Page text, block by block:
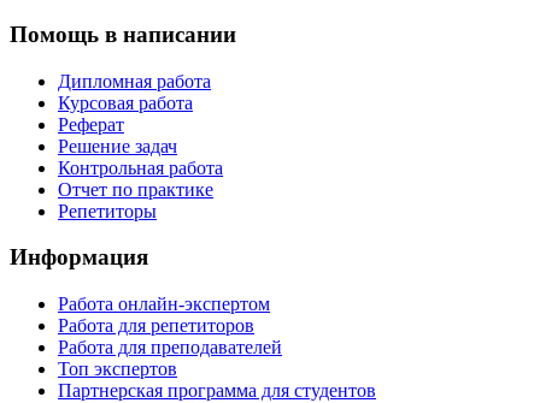
Помощь в написании
Дипломная работа
Курсовая работа
Реферат
Решение задач
Контрольная работа
Отчет по практике
Репетиторы
Информация
Работа онлайн-экспертом
Работа для репетиторов
Работа для преподавателей
Топ экспертов
Партнерская программа для студентов